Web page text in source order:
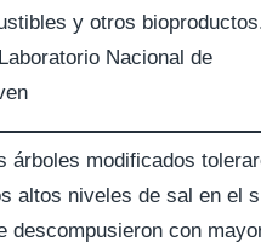
y otros
Nacional de
árboles modificados
altos niveles de sal en el
descompusieron con